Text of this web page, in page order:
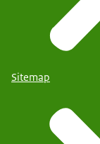
Sitemap